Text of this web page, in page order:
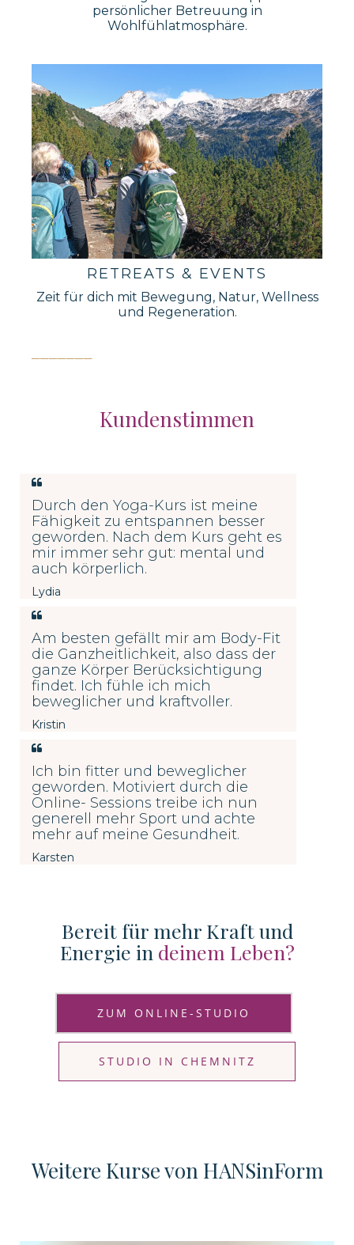
persönlicher Betreuung in
Wohlfühlatmosphäre.
RETREATS & EVENTS
Zeit für dich mit Bewegung, Natur, Wellness
und Regeneration.
Kundenstimmen
Durch den Yoga-Kurs ist meine
Fähigkeit zu entspannen besser
geworden. Nach dem Kurs geht es
mir immer sehr gut: mental und
auch körperlich.
Lydia
Am besten gefällt mir am Body-Fit
die Ganzheitlichkeit, also dass der
ganze Körper Berücksichtigung
findet. Ich fühle ich mich
beweglicher und kraftvoller.
Kristin
Ich bin fitter und beweglicher
geworden. Motiviert durch die
Online- Sessions treibe ich nun
generell mehr Sport und achte
mehr auf meine Gesundheit.
Karsten
Bereit für mehr Kraft und
Energie in deinem Leben?
ZUM ONLINE-STUDIO
STUDIO IN CHEMNITZ
Weitere Kurse von HANSinForm